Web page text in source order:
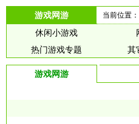
游戏网游 当前位置：
休闲小游戏
热门游戏专题
其
游戏网游